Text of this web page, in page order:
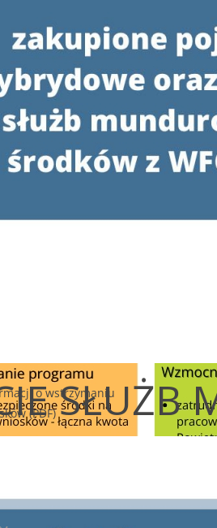
SŁUŻB
w Kielcach informujeo
28 listopada 2024 r. o
wniosków o
w ramach programu
„Czyste Powietrze”.
które zgodnie z
wniosków wpłyną do
w tym przez gminy,
ścieżce bankowej, przed
naboru, zostaną
o wstrzymaniu
(PDF)
Umowa wypowiedziana bądź